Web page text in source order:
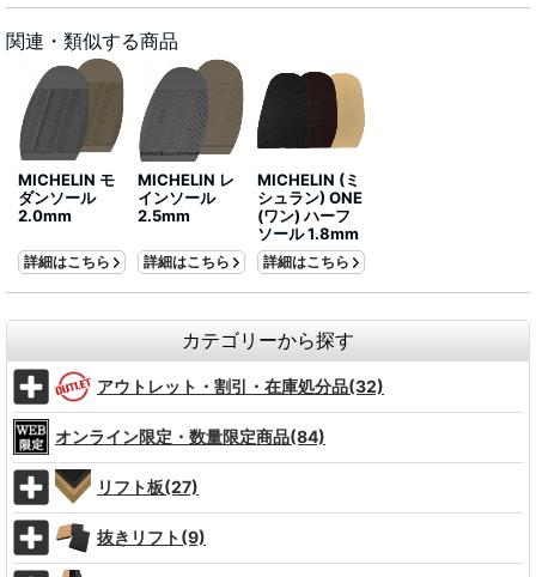
関連・類似する商品
MICHELIN モ
ダンソール
2.0mm
詳細はこちら
MICHELIN レ
インソール
2.5mm
詳細はこちら
MICHELIN (ミ
シュラン) ONE
(ワン) ハーフ
ソール 1.8mm
詳細はこちら
カテゴリーから探す
アウトレット・割引・在庫処分品(32)
オンライン限定・数量限定商品(84)
リフト板(27)
抜きリフト(9)